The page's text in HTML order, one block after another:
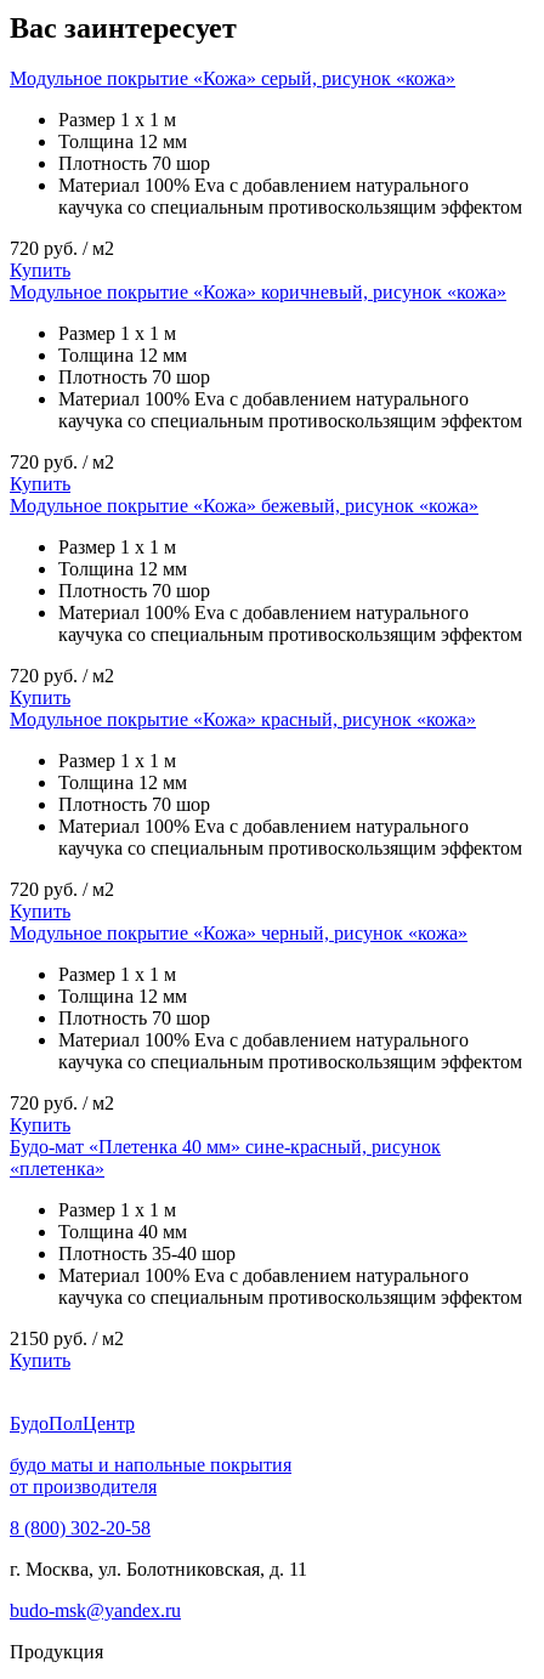
Вас заинтересует
Модульное покрытие «Кожа» серый, рисунок «кожа»
Размер 1 х 1 м
Толщина 12 мм
Плотность 70 шор
Материал 100% Eva с добавлением натурального
каучука со специальным противоскользящим эффектом
720 руб. / м2
Купить
Модульное покрытие «Кожа» коричневый, рисунок «кожа»
Размер 1 х 1 м
Толщина 12 мм
Плотность 70 шор
Материал 100% Eva с добавлением натурального
каучука со специальным противоскользящим эффектом
720 руб. / м2
Купить
Модульное покрытие «Кожа» бежевый, рисунок «кожа»
Размер 1 х 1 м
Толщина 12 мм
Плотность 70 шор
Материал 100% Eva с добавлением натурального
каучука со специальным противоскользящим эффектом
720 руб. / м2
Купить
Модульное покрытие «Кожа» красный, рисунок «кожа»
Размер 1 х 1 м
Толщина 12 мм
Плотность 70 шор
Материал 100% Eva с добавлением натурального
каучука со специальным противоскользящим эффектом
720 руб. / м2
Купить
Модульное покрытие «Кожа» черный, рисунок «кожа»
Размер 1 х 1 м
Толщина 12 мм
Плотность 70 шор
Материал 100% Eva с добавлением натурального
каучука со специальным противоскользящим эффектом
720 руб. / м2
Купить
Будо-мат «Плетенка 40 мм» сине-красный, рисунок
«плетенка»
Размер 1 х 1 м
Толщина 40 мм
Плотность 35-40 шор
Материал 100% Eva с добавлением натурального
каучука со специальным противоскользящим эффектом
2150 руб. / м2
Купить
БудоПолЦентр
будо маты и напольные покрытия
от производителя
8 (800) 302-20-58
г. Москва, ул. Болотниковская, д. 11
budo-msk@yandex.ru
Продукция